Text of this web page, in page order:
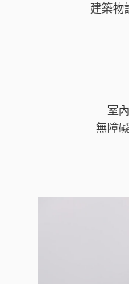
建築物
室
無障